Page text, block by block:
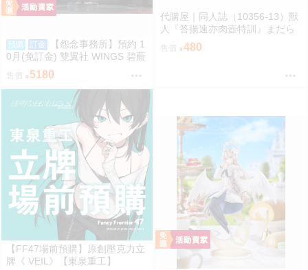
預購 訂金
【怨念事務所】預約 1
0月(免訂金) 雙翼社 WINGS 碧藍
航線 阿爾比恩 銀月下的夜之眷屬
1/7 0927
5180
代購屋｜同人誌（10356-13）獸
人『答揚速亦肉壺特訓』まだら
模様 まんだら亭
480
【FF47場前預購】原創壓克力立
牌《 VEIL》【東泉重工】